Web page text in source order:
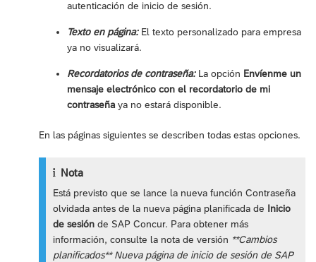
autenticación de inicio de sesión.
Texto en página:El texto personalizado para empresa
ya no visualizará.
Recordatorios de contraseña:La opción Envíenme un
mensaje electrónico con el recordatorio de mi
contraseña ya no estará disponible.
En las páginas siguientes se describen todas estas opciones.
Nota
Está previsto que se lance la nueva función Contraseña
olvidada antes de la nueva página planificada de Inicio
de sesión de SAP Concur. Para obtener más
información, consulte la nota de versión **Cambios
planificados** Nueva página de inicio de sesión de SAP